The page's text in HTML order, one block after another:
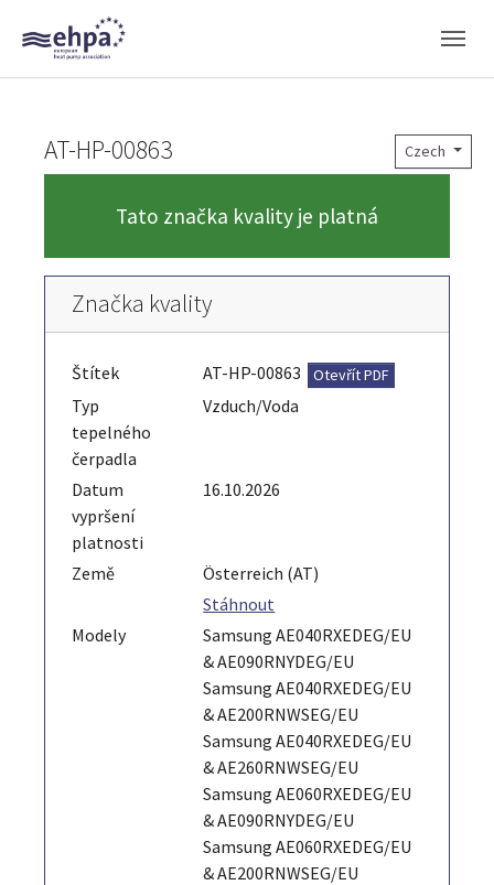
Skip to main navigation
Skip to main content
Skip to page footer
Czech
AT-HP-00863
Tato značka kvality je platná
Značka kvality
Štítek AT-HP-00863 Otevřít PDF
Typ
tepelného
čerpadla
Vzduch/Voda
Datum
vypršení
platnosti
16.10.2026
Země
Österreich (AT)
Stáhnout
Modely
Samsung AE040RXEDEG/EU
& AE090RNYDEG/EU
Samsung AE040RXEDEG/EU
& AE200RNWSEG/EU
Samsung AE040RXEDEG/EU
& AE260RNWSEG/EU
Samsung AE060RXEDEG/EU
& AE090RNYDEG/EU
Samsung AE060RXEDEG/EU
& AE200RNWSEG/EU